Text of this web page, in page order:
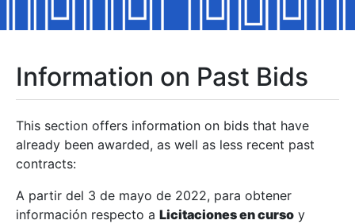
Show/Hide
Show/Hide
Show/Hide
Information on Past Bids
This section offers information on bids that have
already been awarded, as well as less recent past
contracts:
A partir del 3 de mayo de 2022, para obtener
información respecto a Licitaciones en curso y